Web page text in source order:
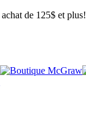
de 125$ et plus!